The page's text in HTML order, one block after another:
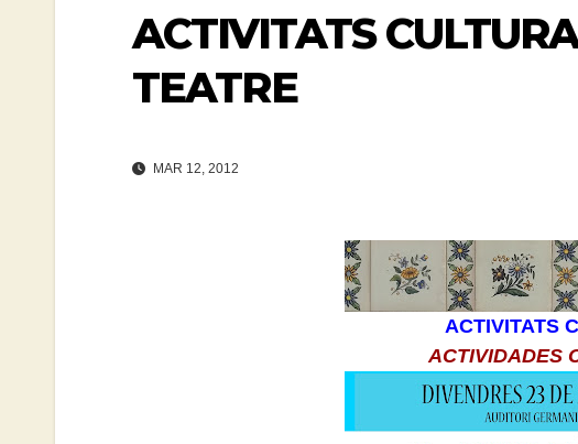
ACTIVITATS
TEATRE
MAR 12, 2012
ACTIVITATS
ACTIVIDADES